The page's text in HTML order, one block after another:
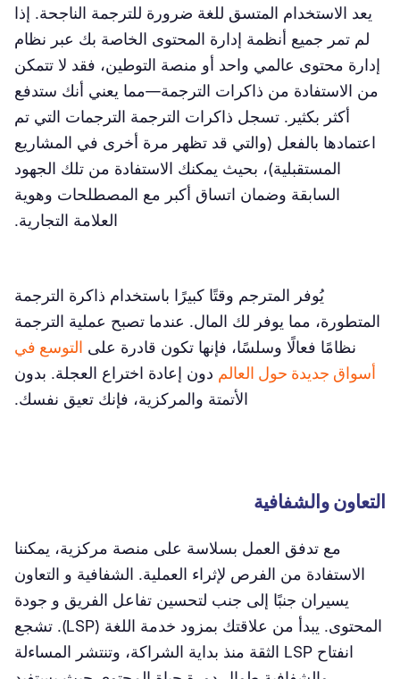
يعد الاستخدام المتسق للغة ضرورة للترجمة الناجحة. إذا
لم تمر جميع أنظمة إدارة المحتوى الخاصة بك عبر نظام
إدارة محتوى عالمي واحد أو منصة التوطين، فقد لا تتمكن
من الاستفادة من ذاكرات الترجمة—مما يعني أنك ستدفع
أكثر بكثير. تسجل ذاكرات الترجمة الترجمات التي تم
اعتمادها بالفعل (والتي قد تظهر مرة أخرى في المشاريع
المستقبلية)، بحيث يمكنك الاستفادة من تلك الجهود
السابقة وضمان اتساق أكبر مع المصطلحات وهوية
العلامة التجارية.
يُوفر المترجم وقتًا كبيرًا باستخدام ذاكرة الترجمة
المتطورة، مما يوفر لك المال. عندما تصبح عملية الترجمة
نظامًا فعالًا وسلسًا، فإنها تكون قادرة على التوسع في
أسواق جديدة حول العالم دون إعادة اختراع العجلة. بدون
الأتمتة والمركزية، فإنك تعيق نفسك.
التعاون والشفافية
مع تدفق العمل بسلاسة على منصة مركزية، يمكننا
الاستفادة من الفرص لإثراء العملية. الشفافية و التعاون
يسيران جنبًا إلى جنب لتحسين تفاعل الفريق و جودة
المحتوى. يبدأ من علاقتك بمزود خدمة اللغة (LSP). تشجع
انفتاح LSP الثقة منذ بداية الشراكة، وتنتشر المساءلة